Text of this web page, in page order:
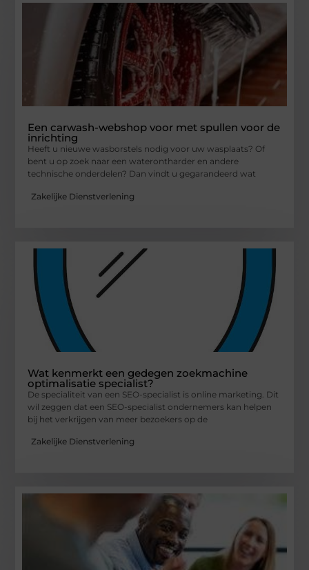
Een carwash-webshop voor met spullen voor de
inrichting
Heeft u nieuwe wasborstels nodig voor uw wasplaats? Of
bent u op zoek naar een waterontharder en andere
technische onderdelen? Dan vindt u gegarandeerd wat
Zakelijke Dienstverlening
Wat kenmerkt een gedegen zoekmachine
optimalisatie specialist?
De specialiteit van een SEO-specialist is online marketing. Dit
wil zeggen dat een SEO-specialist ondernemers kan helpen
bij het verkrijgen van meer bezoekers op de
Zakelijke Dienstverlening